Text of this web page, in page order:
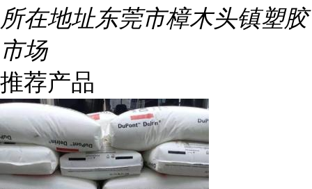
所在地址东莞市樟木头镇塑胶
市场
推荐产品